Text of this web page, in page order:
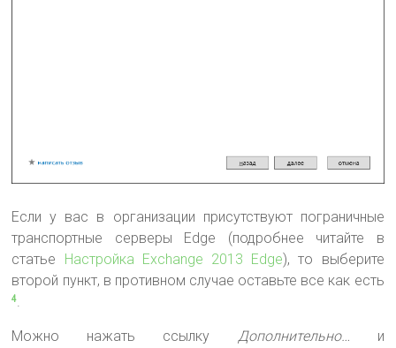
Если у вас в организации присутствуют пограничные
транспортные серверы Edge (подробнее читайте в
статье
Настройка Exchange 2013 Edge), то выберите
второй пункт, в противном случае оставьте все как есть
4.
Можно нажать ссылку Дополнительно… и